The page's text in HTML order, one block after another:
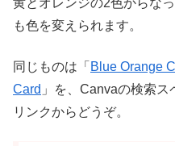
黄とオレンジの2色からな
も色を変えられます。
同じものは「 Blue Orange
Card 」を、Canvaの検索ス
リンクからどうぞ。